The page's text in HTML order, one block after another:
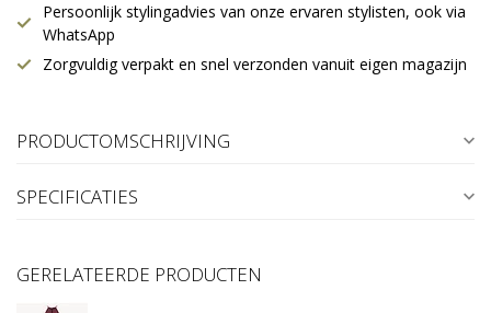
Persoonlijk stylingadvies van onze ervaren stylisten, ook via
WhatsApp
Zorgvuldig verpakt en snel verzonden vanuit eigen magazijn
PRODUCTOMSCHRIJVING
SPECIFICATIES
GERELATEERDE PRODUCTEN